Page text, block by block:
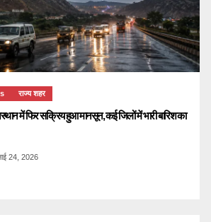
राज्य शहर
में फिर सक्रिय हुआ मानसून, कई जिलों में भारी बारिश का
24, 2026